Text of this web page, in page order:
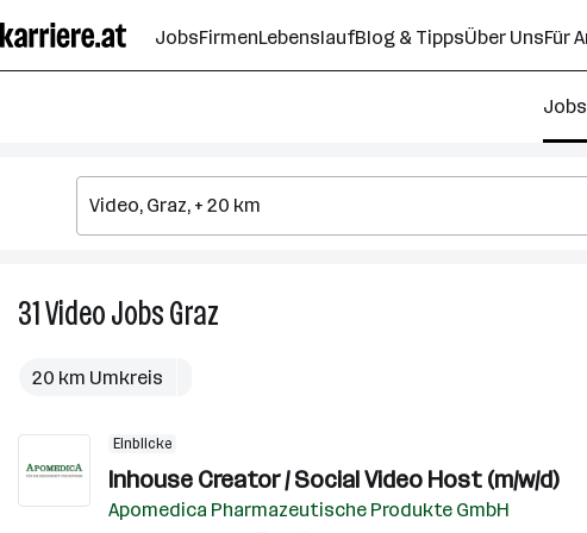
Seiteninhalt
springen
JobsFirmenLebenslaufBlog & TippsÜber UnsFür
31VideoJobsGraz
20 km Umkreis
Einblicke
Inhouse Creator / Social Video Host (m/w/d)
Apomedica Pharmazeutische Produkte GmbH